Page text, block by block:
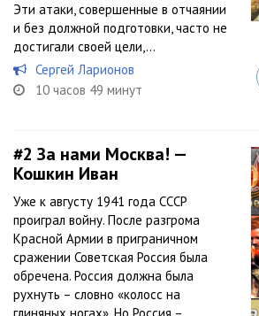
Эти атаки, совершенные в отчаянии
и без должной подготовки, часто не
достигали своей цели,...
Сергей Ларионов
10 часов 49 минут
#2 За нами Москва! —
Кошкин Иван
Уже к августу 1941 года СССР
проиграл войну. После разгрома
Красной Армии в приграничном
сражении Советская Россия была
обречена. Россия должна была
рухнуть – словно «колосс на